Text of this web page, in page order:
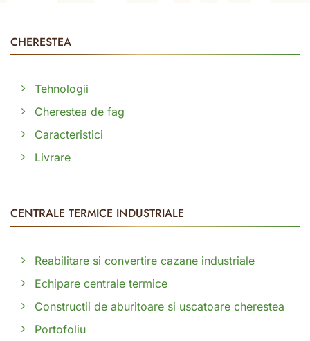
CHERESTEA
Tehnologii
Cherestea de fag
Caracteristici
Livrare
CENTRALE TERMICE INDUSTRIALE
Reabilitare si convertire cazane industriale
Echipare centrale termice
Constructii de aburitoare si uscatoare cherestea
Portofoliu